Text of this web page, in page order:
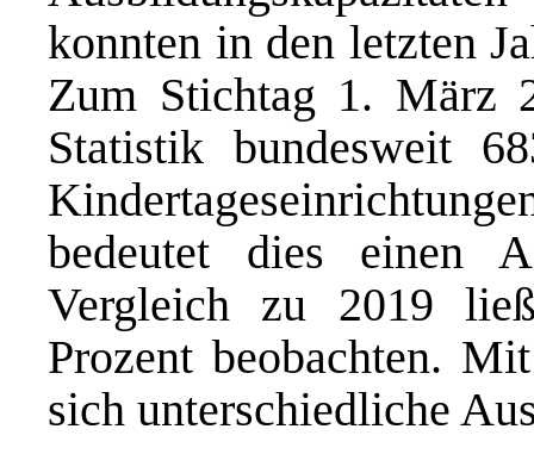
konnten in den letzten
Zum Stichtag 1. März
Statistik bundesweit
bedeutet dies einen
Vergleich zu 2019
Prozent beobachten.
sich unterschiedliche